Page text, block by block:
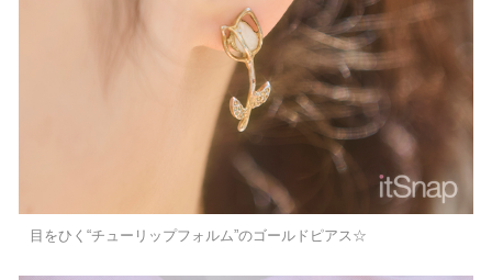
目をひく“チューリップフォルム”のゴールドピアス☆